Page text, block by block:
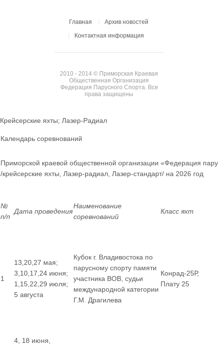
Главная
Архив новостей
Контактная информация
2010 - 2014 © Приморская Краевая
Общественная Организация
Федерация Парусного Спорта. Все
права защищены
Крейсерские яхты; Лазер-Радиал
Календарь соревнований
Приморской краевой общественной организации «Федерация
/крейсерские яхты, Лазер-радиал, Лазер-стандарт/ на 2026 год
№
п/п
Дата проведения
Наименование
соревнований
Класс яхт
1
13,20,27 мая;
3,10,17,24 июня;
1,15,22,29 июля;
5 августа
Кубок г. Владивостока по
парусному спорту памяти
участника ВОВ, судьи
международной категории
Г.М. Драгилева
Конрад-25Р,
Плату 25
4, 18 июня,